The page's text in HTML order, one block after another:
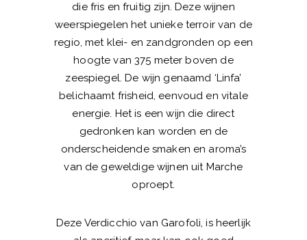
die fris en fruitig zijn. Deze wijnen
weerspiegelen het unieke terroir van de
regio, met klei- en zandgronden op een
hoogte van 375 meter boven de
zeespiegel. De wijn genaamd ‘Linfa’
belichaamt frisheid, eenvoud en vitale
energie. Het is een wijn die direct
gedronken kan worden en de
onderscheidende smaken en aroma’s
van de geweldige wijnen uit Marche
oproept.
Deze Verdicchio van Garofoli, is heerlijk